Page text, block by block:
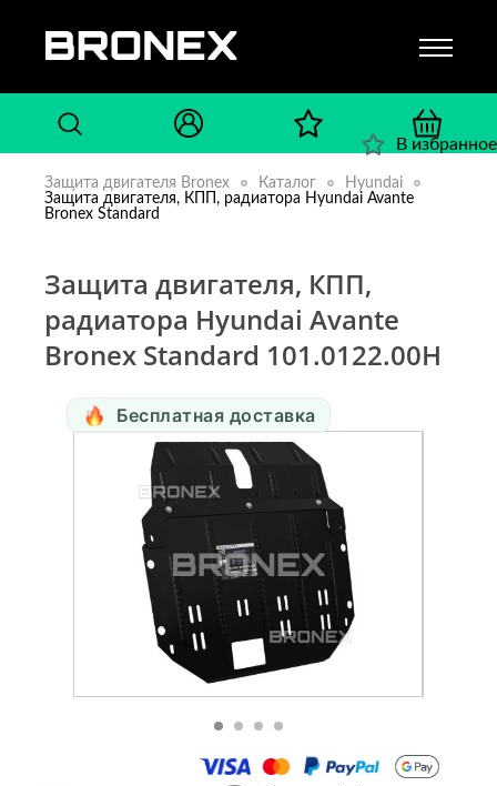
Защита двигателя Bronex Каталог
Hyundai
Защита двигателя, КПП, радиатора Hyundai Avante
Bronex Standard
Защита двигателя, КПП,
радиатора Hyundai Avante
Bronex Standard 101.0122.00H
Бесплатная доставка
В избранное